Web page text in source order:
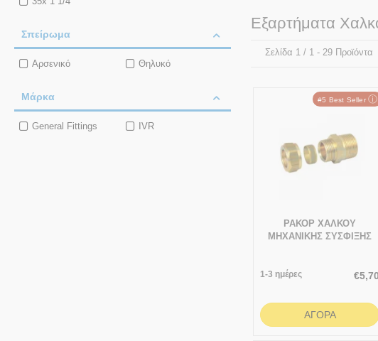
Σπείρωμα
Αρσενικό Θηλυκό
Μάρκα
General Fittings IVR
Εξαρτήματα
Σελίδα 1 / 1 - 29 Προϊόντα
#5 Best Seller ⓘ
ΡΑΚΟΡ ΧΑΛΚΟΥ
ΜΗΧΑΝΙΚΗΣ ΣΥΣΦΙΞΗΣ
1-3 ημέρες €5,70
ΑΓΟΡΆ